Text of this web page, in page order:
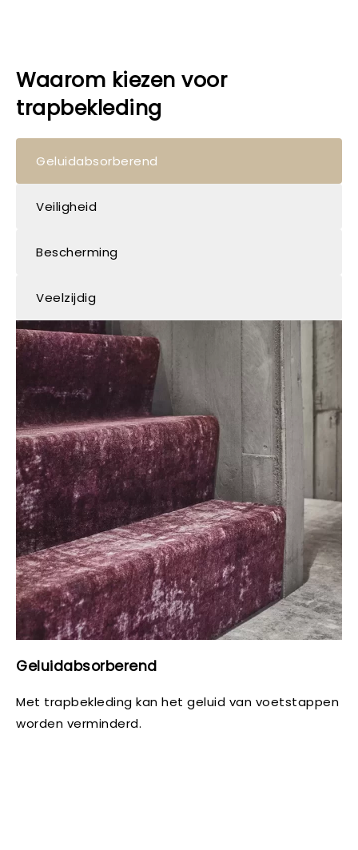
Waarom kiezen voor
trapbekleding
Geluidabsorberend
Met trapbekleding kan het geluid van voetstappen
worden verminderd.
Geluidabsorberend
Veiligheid
Bescherming
Veelzijdig